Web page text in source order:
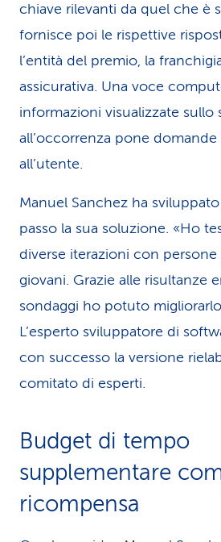
chiave rilevanti da quel che è
fornisce poi le rispettive
l’entità del premio, la
assicurativa. Una voce
informazioni visualizzate sullo
all’occorrenza pone
all’utente.
Manuel Sanchez ha
passo la sua soluzione. «Ho
diverse iterazioni con
giovani. Grazie alle risultanze
sondaggi ho potuto
L’esperto sviluppatore di
con successo la versione
comitato di esperti.
Budget di tempo
supplementare
ricompensa